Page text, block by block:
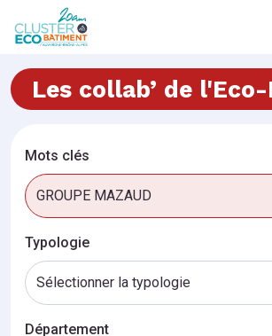
Les collab’ de
Mots clés
Typologie
Département